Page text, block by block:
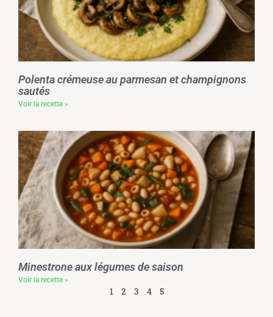
Polenta crémeuse au parmesan et champignons
sautés
Voir la recette »
Minestrone aux légumes de saison
Voir la recette »
1 2 3 4 5